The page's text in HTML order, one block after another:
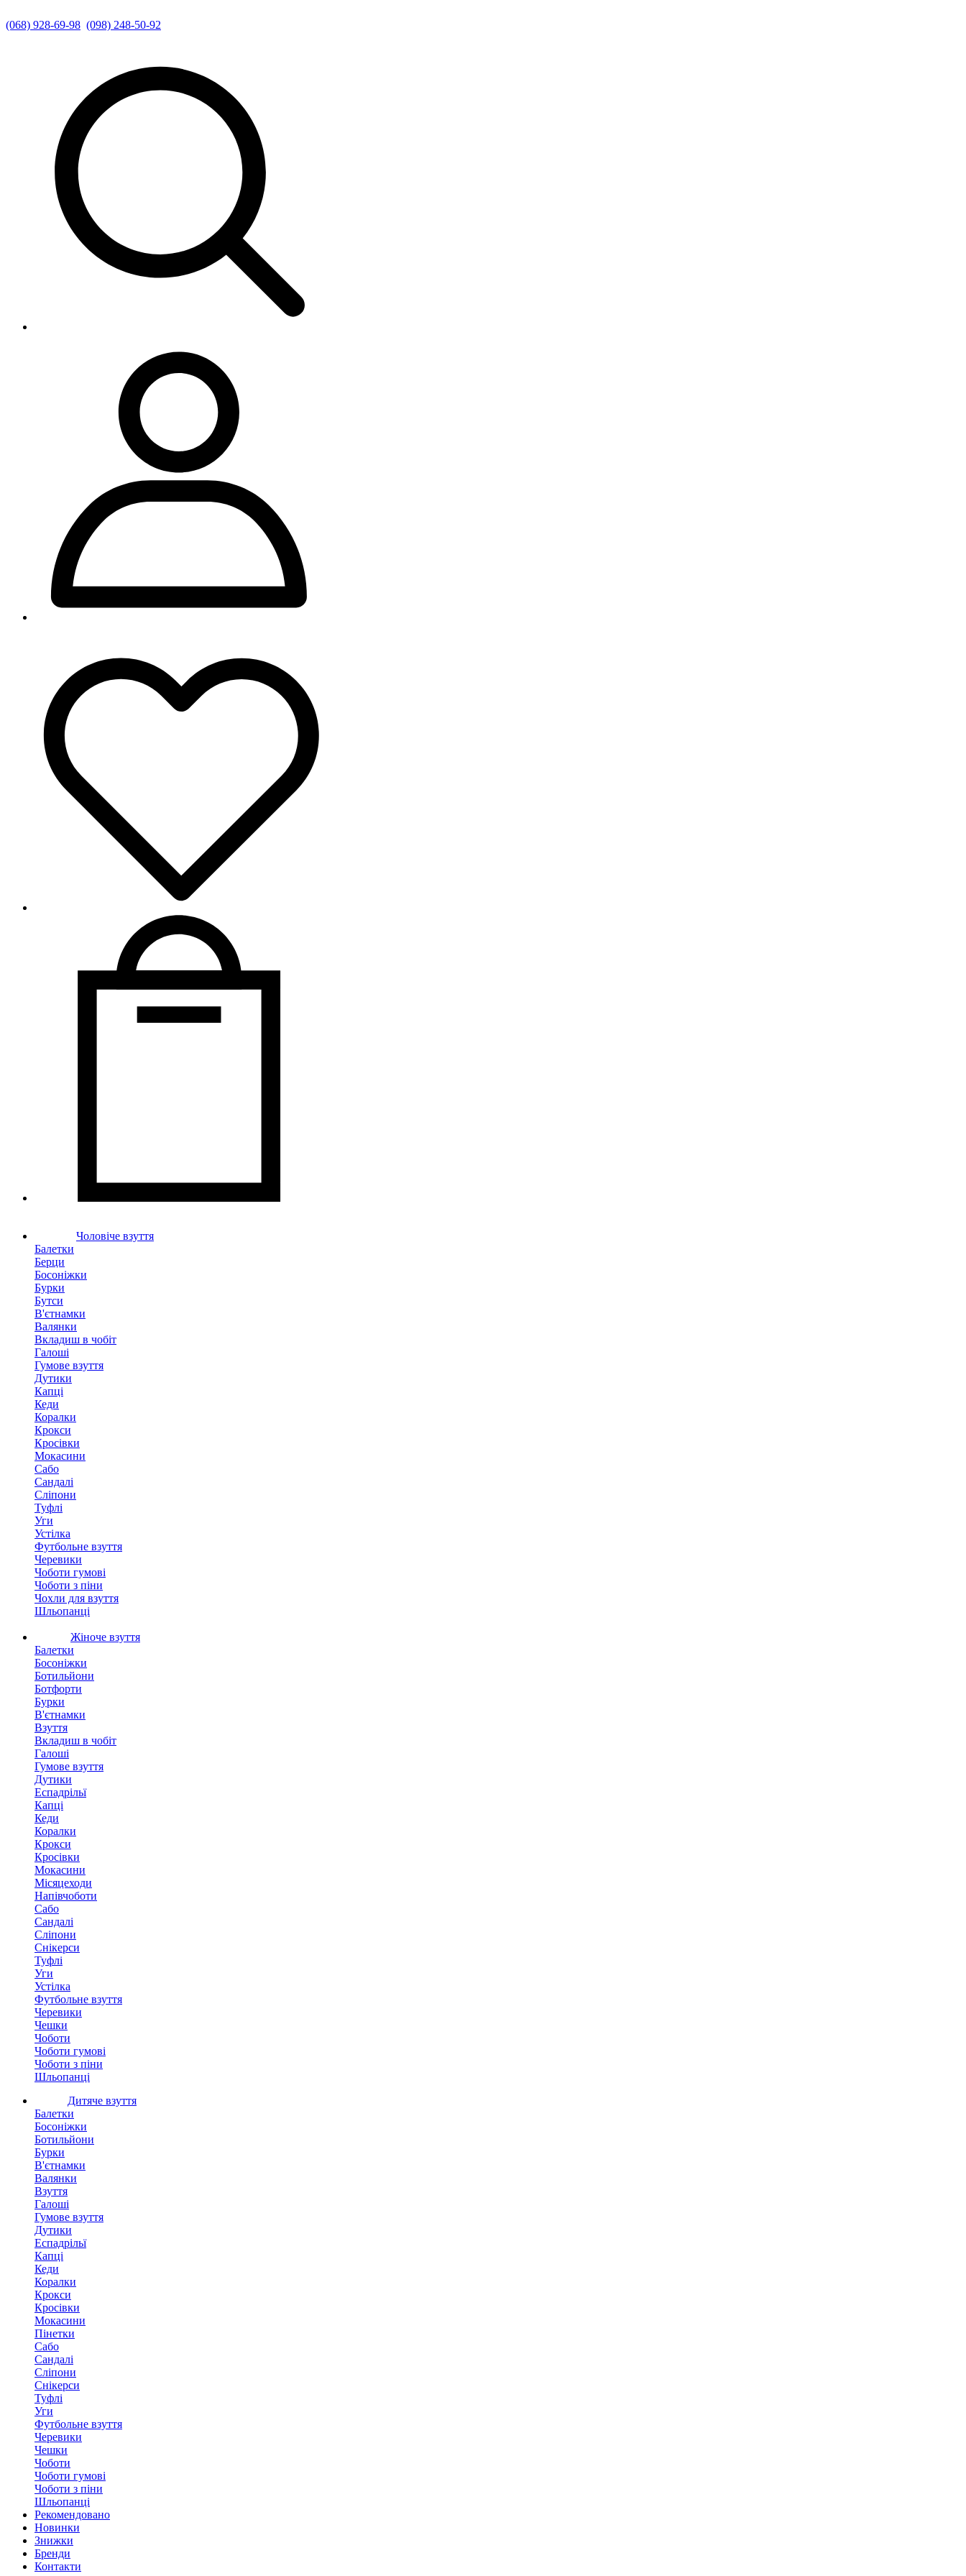
(068) 928-69-98 (098) 248-50-92
Чоловіче взуття
Балетки
Берци
Босоніжки
Бурки
Бутси
В'єтнамки
Валянки
Вкладиш в чобіт
Галоші
Гумове взуття
Дутики
Капці
Кеди
Коралки
Крокси
Кросівки
Мокасини
Сабо
Сандалі
Сліпони
Туфлі
Уги
Устілка
Футбольне взуття
Черевики
Чоботи гумові
Чоботи з піни
Чохли для взуття
Шльопанці
Жіноче взуття
Балетки
Босоніжки
Ботильйони
Ботфорти
Бурки
В'єтнамки
Взуття
Вкладиш в чобіт
Галоші
Гумове взуття
Дутики
Еспадрільї
Капці
Кеди
Коралки
Крокси
Кросівки
Мокасини
Місяцеходи
Напівчоботи
Сабо
Сандалі
Сліпони
Снікерси
Туфлі
Уги
Устілка
Футбольне взуття
Черевики
Чешки
Чоботи
Чоботи гумові
Чоботи з піни
Шльопанці
Дитяче взуття
Балетки
Босоніжки
Ботильйони
Бурки
В'єтнамки
Валянки
Взуття
Галоші
Гумове взуття
Дутики
Еспадрільї
Капці
Кеди
Коралки
Крокси
Кросівки
Мокасини
Пінетки
Сабо
Сандалі
Сліпони
Снікерси
Туфлі
Уги
Футбольне взуття
Черевики
Чешки
Чоботи
Чоботи гумові
Чоботи з піни
Шльопанці
Рекомендовано
Новинки
Знижки
Бренди
Контакти